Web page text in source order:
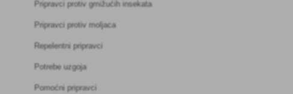
Pripravci protiv gmižućih insekata
Pripravci protiv moljaca
Repelentni pripravci
Potrebe uzgoja
Pomoćni pripravci